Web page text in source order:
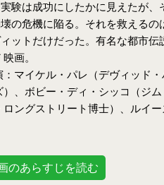
験は成功にしたかに見えたが、
の危機に陥る。それを救えるの
ットだけだった。有名な都市伝
画。
マイケル・パレ（デヴィッド・
、ボビー・ディ・シッコ（ジム
ングストリート博士）、ルイ
のあらすじを読む